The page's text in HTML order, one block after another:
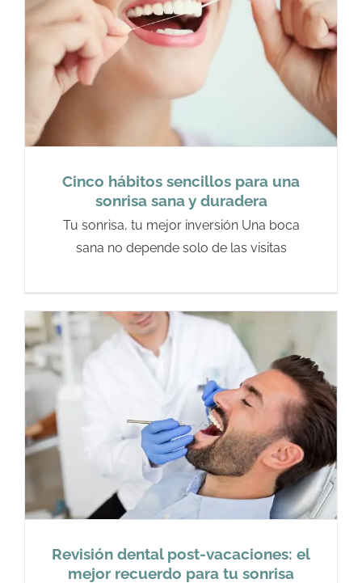
Cinco hábitos sencillos para una
sonrisa sana y duradera
Tu sonrisa, tu mejor inversión Una boca
sana no depende solo de las visitas
Revisión dental post-vacaciones: el
mejor recuerdo para tu sonrisa